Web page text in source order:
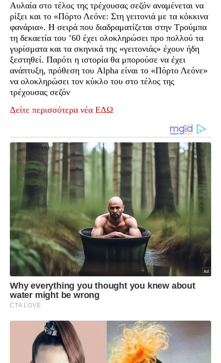
Αυλαία στο τέλος της τρέχουσας σεζόν αναμένεται να
ρίξει και το «Πόρτο Λεόνε: Στη γειτονιά με τα κόκκινα
φανάρια». Η σειρά που διαδραματίζεται στην Τρούμπα
τη δεκαετία του ’60 έχει ολοκληρώσει προ πολλού τα
γυρίσματα και τα σκηνικά της «γειτονιάς» έχουν ήδη
ξεστηθεί. Παρότι η ιστορία θα μπορούσε να έχει
ανάπτυξη, πρόθεση του Alpha είναι το «Πόρτο Λεόνε»
να ολοκληρώσει τον κύκλο του στο τέλος της
τρέχουσας σεζόν
Δείτε περισσότερα νέα ΕΔΩ